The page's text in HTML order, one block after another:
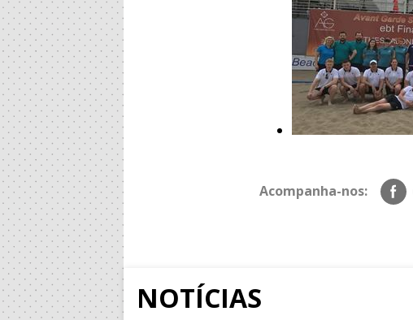
Acompanha-nos:
Siga-
nos
NOTÍCIAS